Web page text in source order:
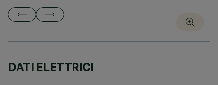
DATI ELETTRICI